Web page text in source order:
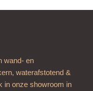
wand- en
waterafstotend &
in onze showroom in